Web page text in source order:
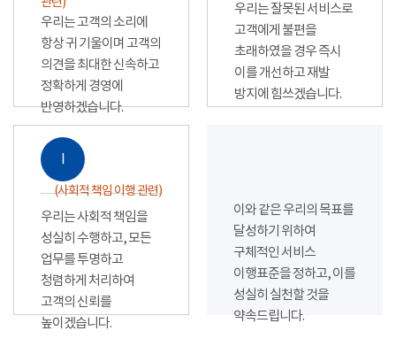
우리는 고객의 소리에
항상 귀 기울이며 고객의
의견을 최대한 신속하고
정확하게 경영에
반영하겠습니다.
우리는 잘못된 서비스로
고객에게 불편을
초래하였을 경우 즉시
이를 개선하고 재발
방지에 힘쓰겠습니다.
Ⅰ
(사회적 책임 이행 관련)
우리는 사회적 책임을
성실히 수행하고, 모든
업무를 투명하고
청렴하게 처리하여
고객의 신뢰를
높이겠습니다.
이와 같은 우리의 목표를
달성하기 위하여
구체적인 서비스
이행표준을 정하고, 이를
성실히 실천할 것을
약속드립니다.